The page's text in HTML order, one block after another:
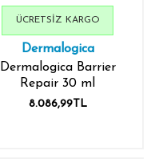
Dermalogica
Dermalogica Barrier
Repair 30 ml
8.086,99TL
ÜCRETSIZ KARGO